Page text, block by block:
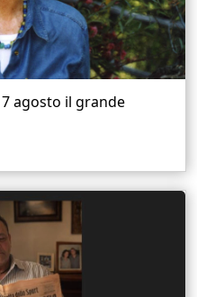
agosto il grande